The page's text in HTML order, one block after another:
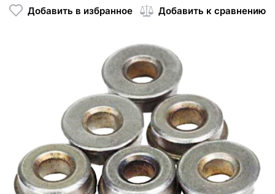
Добавить в избранное Добавить к сравнению